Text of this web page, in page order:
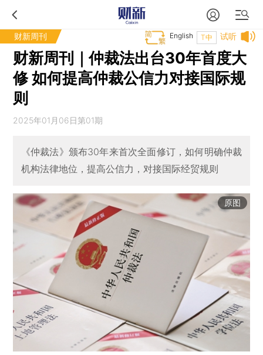
财新周刊 试听
T中
English
财新周刊｜仲裁法出台30年首度大
修 如何提高仲裁公信力对接国际规
则
2025年01月06日第01期
《仲裁法》颁布30年来首次全面修订，如何明确仲裁
机构法律地位，提高公信力，对接国际经贸规则
原图